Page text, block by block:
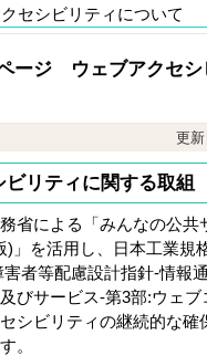
セシビリティについて
ージ ウェブアクセシ
更新
ビリティに関する取組
省による「みんなの公共
)」を活用し、日本工業規
者等配慮設計指針-情報
びサービス-第3部:ウェ
シビリティの継続的な確
。